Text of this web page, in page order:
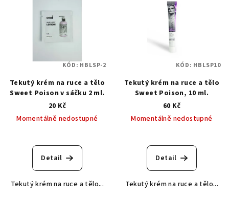
Tekutý krém na ruce a tělo
Sweet Poison v sáčku 2 ml.
20 Kč
Momentálně nedostupné
Detail
Tekutý krém na ruce a tělo...
KÓD: HBLSP-2
Tekutý krém na ruce a tělo
Sweet Poison, 10 ml.
60 Kč
Momentálně nedostupné
Detail
Tekutý krém na ruce a tělo...
KÓD: HBLSP10